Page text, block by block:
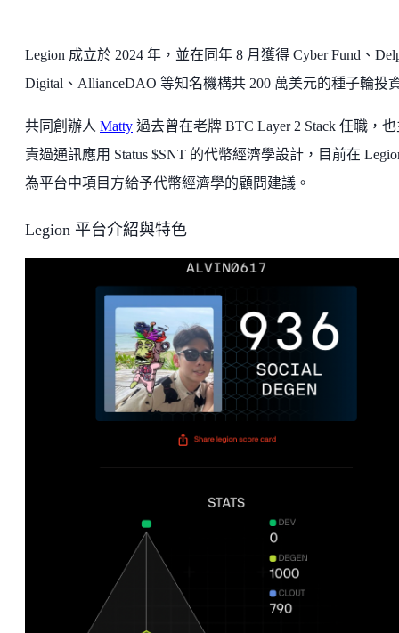
Legion 成立於 2024 年，並在同年 8 月獲得 Cyber Fund、
Digital、AllianceDAO 等知名機構共 200 萬美元的種子輪投
共同創辦人 Matty 過去曾在老牌 BTC Layer 2 Stack 任職，
責過通訊應用 Status $SNT 的代幣經濟學設計，目前在
為平台中項目方給予代幣經濟學的顧問建議。
Legion 平台介紹與特色